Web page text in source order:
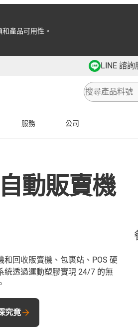
產品可用性。
LINE 諮詢
服務 公司
動販賣機
和回收販賣機、包裹站、POS 硬
統透過運動塑膠實現 24/7 的無
究竟